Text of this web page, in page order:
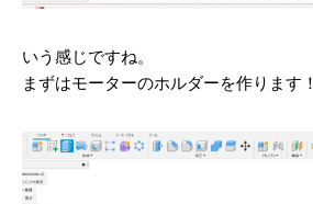
いう感じですね。
まずはモーターのホルダーを作ります！